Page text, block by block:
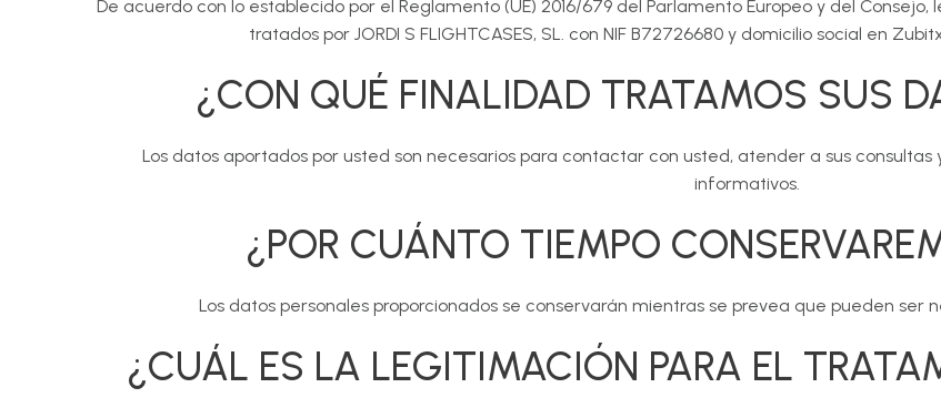
De acuerdo con lo establecido por el Reglamento (UE) 2016/679 del Parlamento Europeo y del
tratados por JORDI S FLIGHTCASES, SL. con NIF B72726680 y domicilio social en
¿CON QUÉ FINALIDAD TRATAMOS SUS
Los datos aportados por usted son necesarios para contactar con usted, atender a sus consultas
informativos.
¿POR CUÁNTO TIEMPO
Los datos personales proporcionados se conservarán mientras se prevea que pueden ser
¿CUÁL ES LA LEGITIMACIÓN PARA EL